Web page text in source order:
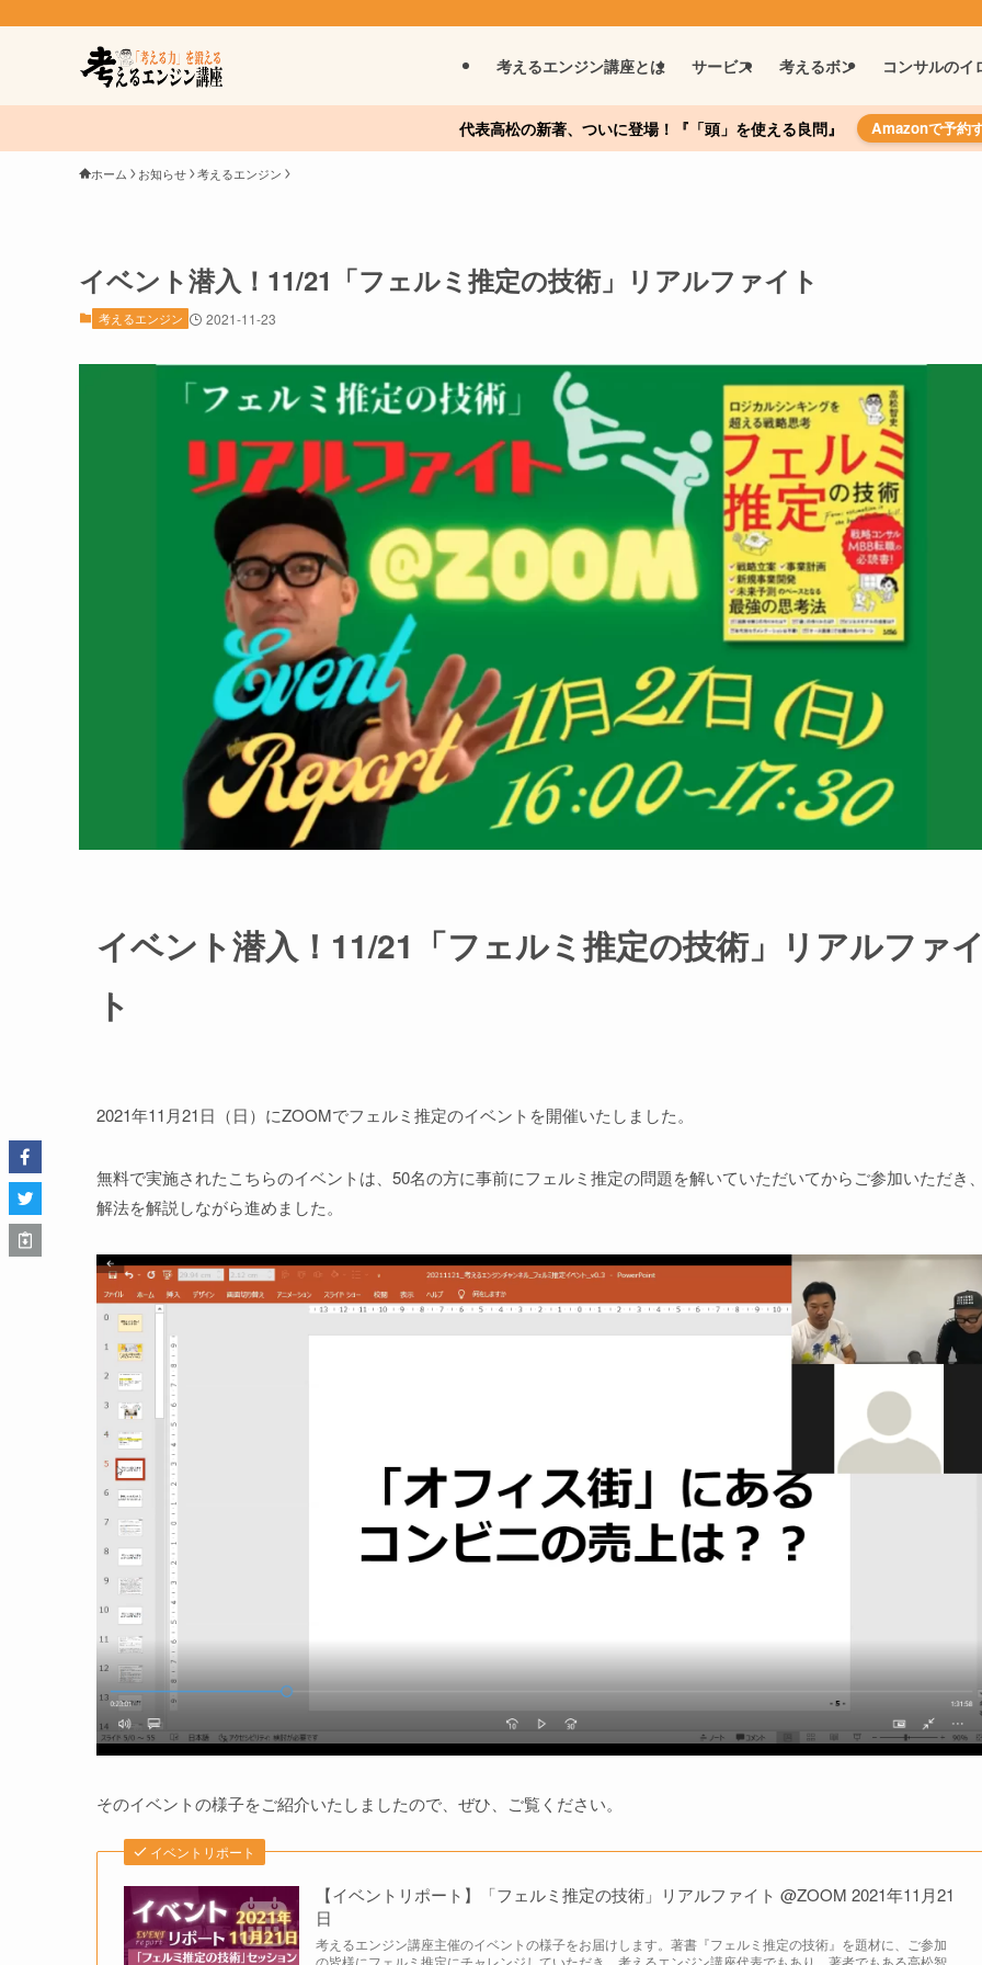
考えるエンジン講座とは サービス 考えるボン コンサルのイ
代表高松の新著、ついに登場！『「頭」を使える良問』 Amazonで予約
ホーム お知らせ 考えるエンジン
イベント潜入！11/21「フェルミ推定の技術」リアルファイト
考えるエンジン 2021-11-23
イベント潜入！11/21「フェルミ推定の技術」リアルファ
ト
2021年11月21日（日）にZOOMでフェルミ推定のイベントを開催いたしました。
無料で実施されたこちらのイベントは、50名の方に事前にフェルミ推定の問題を解いていただいてからご参加いただき
解法を解説しながら進めました。
そのイベントの様子をご紹介いたしましたので、ぜひ、ご覧ください。
イベントリポート
【イベントリポート】「フェルミ推定の技術」リアルファイト @ZOOM 2021年11月21
日
考えるエンジン講座主催のイベントの様子をお届けします。著書『フェルミ推定の技術』を題材に、ご参加